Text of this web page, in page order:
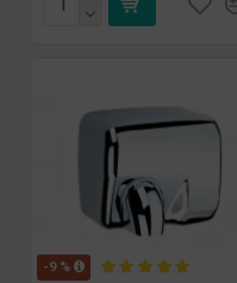
-9 %